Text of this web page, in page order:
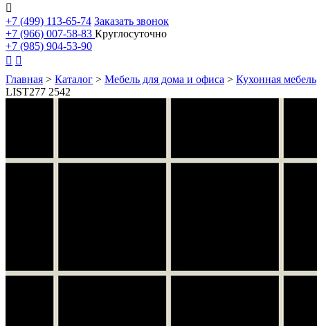

+7 (499) 113-65-74 Заказать звонок
+7 (966) 007-58-83 Круглосуточно
+7 (985) 904-53-90
 
Главная > Каталог > Мебель для дома и офиса > Кухонная мебель
LIST277 2542